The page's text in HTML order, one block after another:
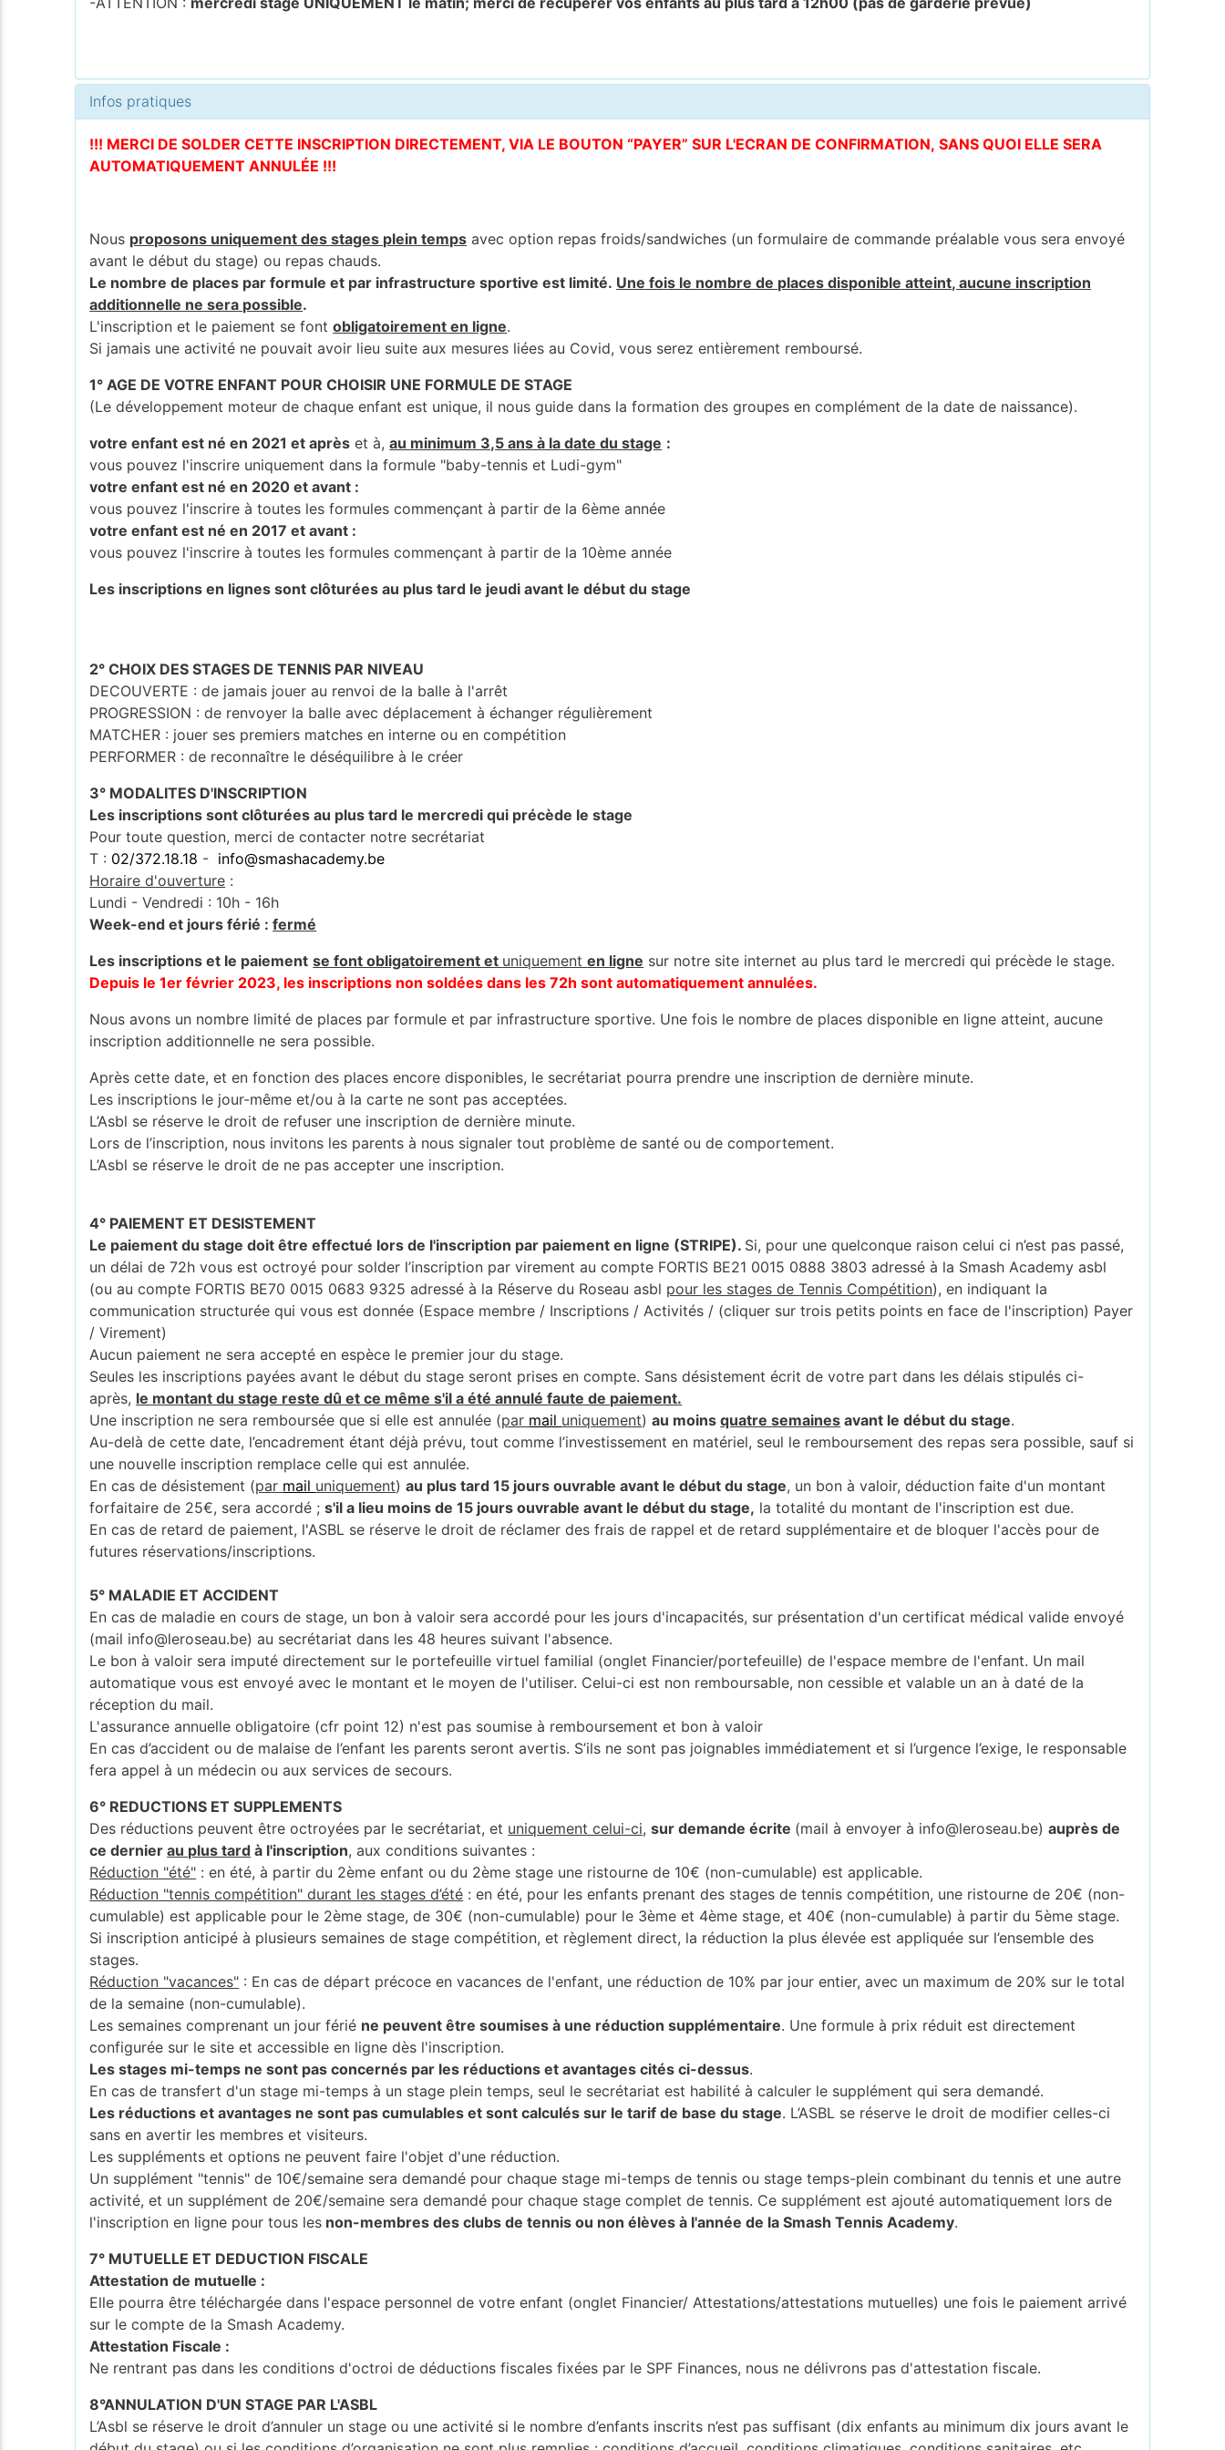
Infos pratiques
!!! MERCI DE SOLDER CETTE INSCRIPTION DIRECTEMENT, VIA LE BOUTON “PAYER” SUR L'ECRAN DE CONFIRMATION, SANS QUOI ELLE SERA
AUTOMATIQUEMENT ANNULÉE !!!
Nous proposons uniquement des stages plein temps avec option repas froids/sandwiches (un formulaire de commande préalable vous sera envoyé
avant le début du stage) ou repas chauds.
Le nombre de places par formule et par infrastructure sportive est limité. Une fois le nombre de places disponible atteint, aucune inscription
additionnelle ne sera possible.
L'inscription et le paiement se fontobligatoirement en ligne.
Si jamais une activité ne pouvait avoir lieu suite aux mesures liées au Covid, vous serez entièrement remboursé.
1° AGE DE VOTRE ENFANT POUR CHOISIR UNE FORMULE DE STAGE
(Le développement moteur de chaque enfant est unique, il nous guide dans la formation des groupes en complément de la date de naissance).
votre enfant est né en 2021 et après et à,au minimum 3,5 ans à la date du stage :
vous pouvez l'inscrire uniquement dans la formule "baby-tennis et Ludi-gym"
votre enfant est né en 2020 et avant :
vous pouvez l'inscrire à toutes les formules commençant à partir de la 6ème année
votre enfant est né en 2017 et avant :
vous pouvez l'inscrire à toutes les formules commençant à partir de la 10ème année
Les inscriptions en lignes sont clôturées au plus tard le jeudi avant le début du stage
2° CHOIX DES STAGES DE TENNIS PAR NIVEAU
DECOUVERTE : de jamais jouer au renvoi de la balle à l'arrêt
PROGRESSION : de renvoyer la balle avec déplacement à échanger régulièrement
MATCHER : jouer ses premiers matches en interne ou en compétition
PERFORMER : de reconnaître le déséquilibre à le créer
3° MODALITES D'INSCRIPTION
Les inscriptions sont clôturées au plus tard le mercredi qui précède le stage
Pour toute question, merci de contacter notre secrétariat
T : 02/372.18.18 - info@smashacademy.be
Horaire d'ouverture :
Lundi - Vendredi : 10h - 16h
Week-end et jours férié :fermé
Les inscriptions et le paiement se font obligatoirement et uniquementen ligne sur notre site internet au plus tard le mercredi qui précède le stage.
Depuis le 1er février 2023, les inscriptions non soldées dans les 72h sont automatiquement annulées.
Nous avons un nombre limité de places par formule et par infrastructure sportive. Une fois le nombre de places disponible en ligne atteint, aucune
inscription additionnelle ne sera possible.
Après cette date, et en fonction des places encore disponibles, le secrétariat pourra prendre une inscription de dernière minute.
Les inscriptions le jour-même et/ou à la carte ne sont pas acceptées.
L’Asbl se réserve le droit de refuser une inscription de dernière minute.
Lors de l’inscription, nous invitons les parents à nous signaler tout problème de santé ou de comportement.
L’Asbl se réserve le droit de ne pas accepter une inscription.
4° PAIEMENT ET DESISTEMENT
Le paiement du stage doit être effectué lors de l'inscription par paiement en ligne (STRIPE). Si, pour une quelconque raison celui ci n’est pas passé,
un délai de 72h vous est octroyé pour solder l’inscription par virement au compte FORTIS BE21 0015 0888 3803 adressé à la Smash Academy asbl
(ou au compte FORTIS BE70 0015 0683 9325 adressé à la Réserve du Roseau asbl pour les stages de Tennis Compétition), en indiquant la
communication structurée qui vous est donnée (Espace membre / Inscriptions / Activités / (cliquer sur trois petits points en face de l'inscription) Payer
/ Virement)
Aucun paiement ne sera accepté en espèce le premier jour du stage.
Seules les inscriptions payées avant le début du stage seront prises en compte. Sans désistement écrit de votre part dans les délais stipulés ci-
après, le montant du stage reste dû et ce même s'il a été annulé faute de paiement.
Une inscription ne sera remboursée que si elle est annulée (par mail uniquement)au moinsquatre semaines avant le début du stage.
Au-delà de cette date, l’encadrement étant déjà prévu, tout comme l’investissement en matériel, seul le remboursement des repas sera possible, sauf si
une nouvelle inscription remplace celle qui est annulée.
En cas de désistement (par mail uniquement)au plus tard 15 jours ouvrable avant le début du stage, un bon à valoir, déduction faite d'un montant
forfaitaire de 25€, sera accordé ;s'il a lieu moins de 15 jours ouvrable avant le début du stage, la totalité du montant de l'inscription est due.
En cas de retard de paiement, l'ASBL se réserve le droit de réclamer des frais de rappel et de retard supplémentaire et de bloquer l'accès pour de
futures réservations/inscriptions.
5° MALADIE ET ACCIDENT
En cas de maladie en cours de stage, un bon à valoir sera accordé pour les jours d'incapacités, sur présentation d'un certificat médical valide envoyé
(mail info@leroseau.be) au secrétariat dans les 48 heures suivant l'absence.
Le bon à valoir sera imputé directement sur le portefeuille virtuel familial (onglet Financier/portefeuille) de l'espace membre de l'enfant. Un mail
automatique vous est envoyé avec le montant et le moyen de l'utiliser. Celui-ci est non remboursable, non cessible et valable un an à daté de la
réception du mail.
L'assurance annuelle obligatoire (cfr point 12) n'est pas soumise à remboursement et bon à valoir
En cas d’accident ou de malaise de l’enfant les parents seront avertis. S’ils ne sont pas joignables immédiatement et si l’urgence l’exige, le responsable
fera appel à un médecin ou aux services de secours.
6° REDUCTIONS ET SUPPLEMENTS
Des réductions peuvent être octroyées par le secrétariat, et uniquement celui-ci,sur demande écrite (mail à envoyer à info@leroseau.be)auprès de
ce dernierau plus tard à l'inscription, aux conditions suivantes :
Réduction "été" : en été, à partir du 2ème enfant ou du 2ème stage une ristourne de 10€ (non-cumulable) est applicable.
Réduction "tennis compétition" durant les stages d’été : en été, pour les enfants prenant des stages de tennis compétition, une ristourne de 20€ (non-
cumulable) est applicable pour le 2ème stage, de 30€ (non-cumulable) pour le 3ème et 4ème stage, et 40€ (non-cumulable) à partir du 5ème stage.
Si inscription anticipé à plusieurs semaines de stage compétition, et règlement direct, la réduction la plus élevée est appliquée sur l’ensemble des
stages.
Réduction "vacances" : En cas de départ précoce en vacances de l'enfant, une réduction de 10% par jour entier, avec un maximum de 20% sur le total
de la semaine (non-cumulable).
Les semaines comprenant un jour férié ne peuvent être soumises à une réduction supplémentaire. Une formule à prix réduit est directement
configurée sur le site et accessible en ligne dès l'inscription.
Les stages mi-temps ne sont pas concernés par les réductions et avantages cités ci-dessus.
En cas de transfert d'un stage mi-temps à un stage plein temps, seul le secrétariat est habilité à calculer le supplément qui sera demandé.
Les réductions et avantages ne sont pas cumulables et sont calculés sur le tarif de base du stage. L’ASBL se réserve le droit de modifier celles-ci
sans en avertir les membres et visiteurs.
Les suppléments et options ne peuvent faire l'objet d'une réduction.
Un supplément "tennis" de 10€/semaine sera demandé pour chaque stage mi-temps de tennis ou stage temps-plein combinant du tennis et une autre
activité, et un supplément de 20€/semaine sera demandé pour chaque stage complet de tennis. Ce supplément est ajouté automatiquement lors de
l'inscription en ligne pour tous les non-membres des clubs de tennis ou non élèves à l'année de la Smash Tennis Academy.
7° MUTUELLE ET DEDUCTION FISCALE
Attestation de mutuelle :
Elle pourra être téléchargée dans l'espace personnel de votre enfant (onglet Financier/ Attestations/attestations mutuelles) une fois le paiement arrivé
sur le compte de la Smash Academy.
Attestation Fiscale :
Ne rentrant pas dans les conditions d'octroi de déductions fiscales fixées par le SPF Finances, nous ne délivrons pas d'attestation fiscale.
8°ANNULATION D'UN STAGE PAR L'ASBL
L’Asbl se réserve le droit d’annuler un stage ou une activité si le nombre d’enfants inscrits n’est pas suffisant (dix enfants au minimum dix jours avant le